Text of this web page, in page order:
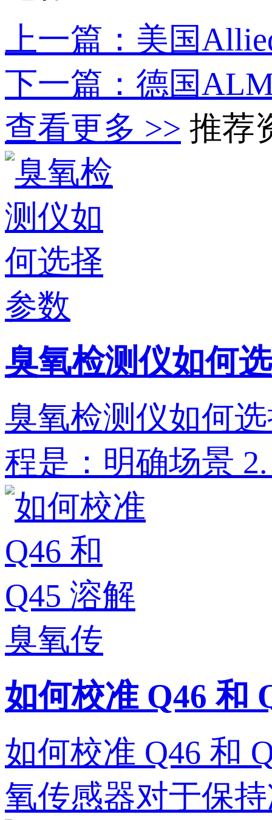
上一篇：美国
下一篇：德国
查看更多 >> 推荐
臭氧检测仪如何
臭氧检测仪如何
程是：明确场景‌
如何校准 Q46 和
如何校准 Q46 和
氧传感器对于保